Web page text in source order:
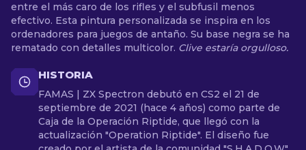
entre el más caro de los rifles y el subfusil menos
efectivo. Esta pintura personalizada se inspira en los
ordenadores para juegos de antaño. Su base negra se ha
rematado con detalles multicolor. Clive estaría orgulloso.
HISTORIA
FAMAS | ZX Spectron debutó en CS2 el 21 de
septiembre de 2021 (hace 4 años) como parte de
Caja de la Operación Riptide, que llegó con la
actualización "Operation Riptide". El diseño fue